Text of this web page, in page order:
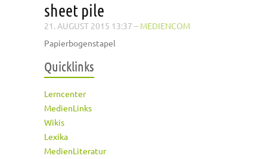
sheet pile
21. AUGUST 2015 13:37 – MEDIENCOM
Papierbogenstapel
Quicklinks
Lerncenter
MedienLinks
Wikis
Lexika
MedienLiteratur